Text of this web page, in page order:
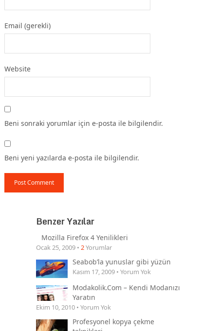
Email (gerekli)
Website
Beni sonraki yorumlar için e-posta ile bilgilendir.
Beni yeni yazılarda e-posta ile bilgilendir.
Benzer Yazılar
Mozilla Firefox 4 Yenilikleri
Ocak 25, 2009 • 2Yorumlar
Seabob’la yunuslar gibi yüzün
Kasım 17, 2009 • Yorum Yok
Modakolik.Com – Kendi Modanızı
Yaratın
Ekim 10, 2010 • Yorum Yok
Profesyonel kopya çekme